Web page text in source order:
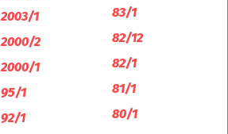
2003/1
2000/2
2000/1
95/1
92/1
83/1
82/12
82/1
81/1
80/1